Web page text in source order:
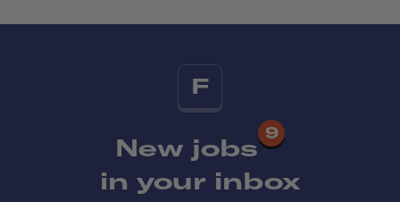
F
New jobs
9
in your inbox